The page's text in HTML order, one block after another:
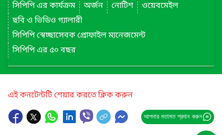
সিপিপি এর কার্যক্রম
অর্জন নোটিশ
ওয়েবমেইল
ছবি ও ভিডিও গ্যালারী
সিপিপি স্বেচ্ছাসেবক প্রোফাইল ম্যনেজমেন্ট
সিপিপি এর ৫০ বছর
এই কনটেন্টটি শেয়ার করতে ক্লিক করুন
আপনার মতামত প্রদান করুন